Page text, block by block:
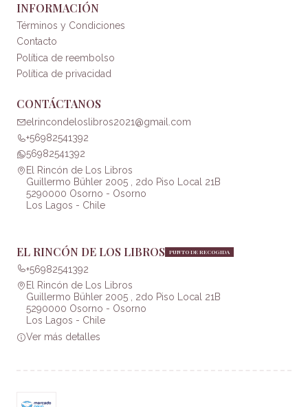
INFORMACIÓN
Términos y Condiciones
Contacto
Política de reembolso
Política de privacidad
CONTÁCTANOS
elrincondeloslibros2021@gmail.com
+56982541392
56982541392
El Rincón de Los Libros
Guillermo Bühler 2005 , 2do Piso Local 21B
5290000 Osorno - Osorno
Los Lagos - Chile
EL RINCÓN DE LOS LIBROS PUNTO DE RECOGIDA
+56982541392
El Rincón de Los Libros
Guillermo Bühler 2005 , 2do Piso Local 21B
5290000 Osorno - Osorno
Los Lagos - Chile
Ver más detalles